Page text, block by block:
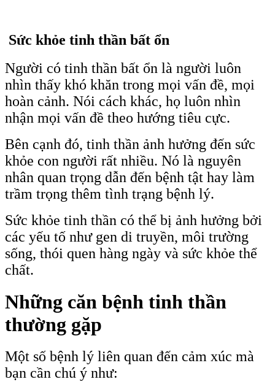
Sức khỏe tinh thần bất ổn
Người có tinh thần bất ổn là người luôn
nhìn thấy khó khăn trong mọi vấn đề, mọi
hoàn cảnh. Nói cách khác, họ luôn nhìn
nhận mọi vấn đề theo hướng tiêu cực.
Bên cạnh đó, tinh thần ảnh hưởng đến sức
khỏe con người rất nhiều. Nó là nguyên
nhân quan trọng dẫn đến bệnh tật hay làm
trầm trọng thêm tình trạng bệnh lý.
Sức khỏe tinh thần có thể bị ảnh hưởng bởi
các yếu tố như gen di truyền, môi trường
sống, thói quen hàng ngày và sức khỏe thể
chất.
Những căn bệnh tinh thần
thường gặp
Một số bệnh lý liên quan đến cảm xúc mà
bạn cần chú ý như: